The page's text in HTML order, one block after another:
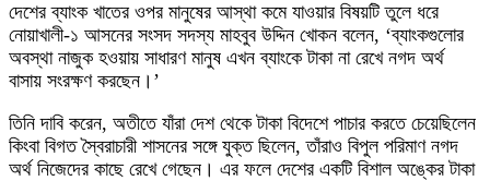
দেশের ব্যাংক খাতের ওপর মানুষের আস্থা কমে যাওয়ার বিষয়টি তুলে ধরে
নোয়াখালী-১ আসনের সংসদ সদস্য মাহবুব উদ্দিন খোকন বলেন, ‘ব্যাংকগুলোর
অবস্থা নাজুক হওয়ায় সাধারণ মানুষ এখন ব্যাংকে টাকা না রেখে নগদ অর্থ
বাসায় সংরক্ষণ করছেন।’
তিনি দাবি করেন, অতীতে যাঁরা দেশ থেকে টাকা বিদেশে পাচার করতে চেয়েছিলেন
কিংবা বিগত স্বৈরাচারী শাসনের সঙ্গে যুক্ত ছিলেন, তাঁরাও বিপুল পরিমাণ নগদ
অর্থ নিজেদের কাছে রেখে গেছেন। এর ফলে দেশের একটি বিশাল অঙ্কের টাকা